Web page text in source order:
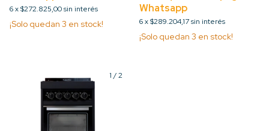
6x$272.825,00sin interés
¡Solo quedan 3 en stock! 6x$289.204,17sin interés
¡Solo quedan 3 en stock!
1 /2